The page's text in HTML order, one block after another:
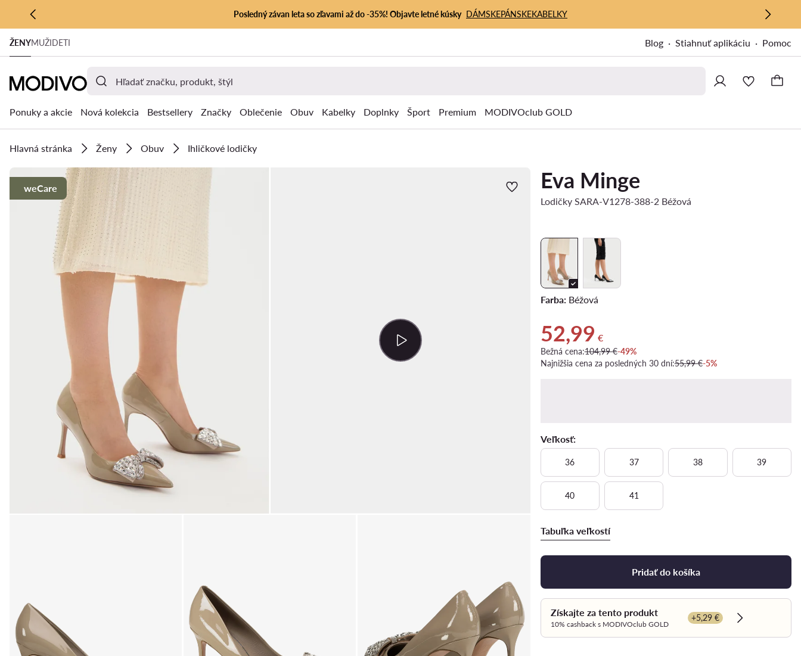
PREJSŤ NA HLAVNÝ OBSAH
PREJSŤ NA VYHĽADÁVANIE
Posledný závan leta so zľavami až do -35%! Objavte letné kúsky DÁMSKEPÁNSKEKABELKY
ŽENYMUŽIDETI Blog Stiahnuť aplikáciu Pomoc
Ponuky a akcie Nová kolekcia Bestsellery Značky Oblečenie Obuv Kabelky Doplnky Šport Premium MODIVOclub GOLD
Hlavná stránka Ženy Obuv Ihličkové lodičky
weCare Eva Minge
Lodičky SARA-V1278-388-2 Béžová
Farba:Béžová
Aktuálna cena 52,99 €
52,99 €
Bežná cena:104,99 €-49%
Najnižšia cena za posledných 30 dní:55,99 €-5%
Veľkosť:
36 37 38 39
40 41
Tabuľka veľkostí
Pridať do košíka
Získajte za tento produkt
10% cashback s MODIVOclub GOLD
+5,29 €
Dowiedz się